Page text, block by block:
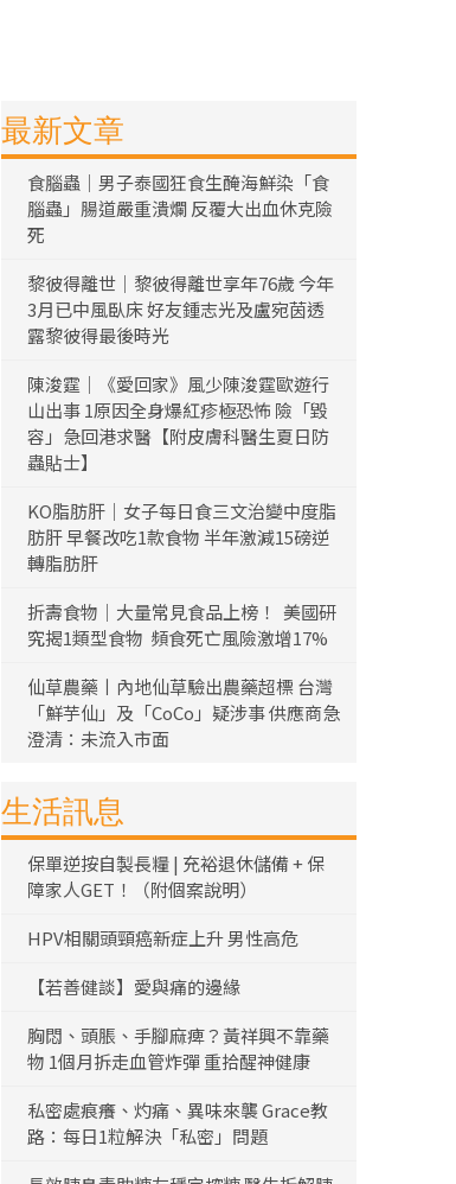
最新文章
食腦蟲｜男子泰國狂食生醃海鮮染「食
腦蟲」腸道嚴重潰爛 反覆大出血休克險
死
黎彼得離世｜黎彼得離世享年76歲 今年
3月已中風臥床 好友鍾志光及盧宛茵透
露黎彼得最後時光
陳浚霆｜《愛回家》風少陳浚霆歐遊行
山出事 1原因全身爆紅疹極恐怖 險「毀
容」急回港求醫【附皮膚科醫生夏日防
蟲貼士】
KO脂肪肝｜女子每日食三文治變中度脂
肪肝 早餐改吃1款食物 半年激減15磅逆
轉脂肪肝
折壽食物｜大量常見食品上榜！ 美國研
究揭1類型食物 頻食死亡風險激增17%
仙草農藥丨內地仙草驗出農藥超標 台灣
「鮮芋仙」及「CoCo」疑涉事 供應商急
澄清：未流入市面
生活訊息
保單逆按自製長糧 | 充裕退休儲備 + 保
障家人GET！（附個案說明）
HPV相關頭頸癌新症上升 男性高危
【若善健談】愛與痛的邊緣
胸悶、頭脹、手腳麻痺？黃祥興不靠藥
物 1個月拆走血管炸彈 重拾醒神健康
私密處痕癢、灼痛、異味來襲 Grace教
路：每日1粒解決「私密」問題